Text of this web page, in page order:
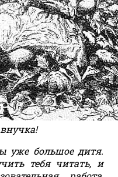
уже большое дитя.
тебя читать, и